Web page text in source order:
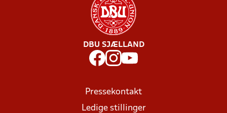
DBU SJÆLLAND
Pressekontakt
Ledige stillinger